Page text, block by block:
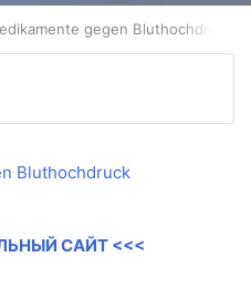
gegen Bluthochdruck
САЙТ <<<